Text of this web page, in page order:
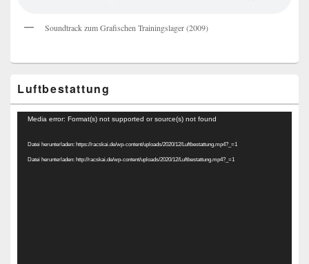
Soundtrack zum Grafischen Trainingslager (2009)
Luftbestattung
Video-
Media error: Format(s) not supported or source(s) not found
Datei herunterladen: https://racskai.de/wp-content/uploads/2020/12/Luftbestattung.mp4?_=1
Datei herunterladen: http://racskai.de/wp-content/uploads/2020/12/Luftbestattung.mp4?_=1